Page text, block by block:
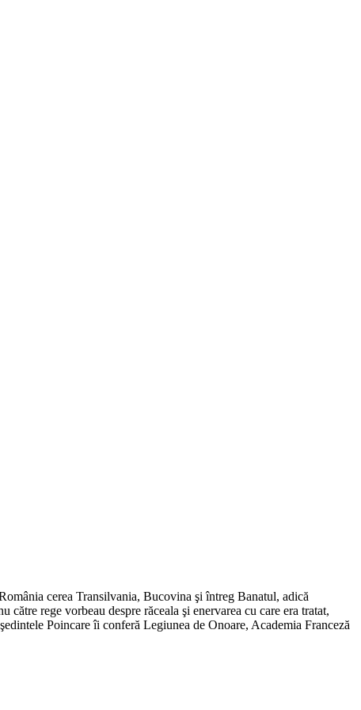
cerea Transilvania, Bucovina şi întreg Banatul, adică
rege vorbeau despre răceala şi enervarea cu care era tratat,
Poincare îi conferă Legiunea de Onoare, Academia Franceză